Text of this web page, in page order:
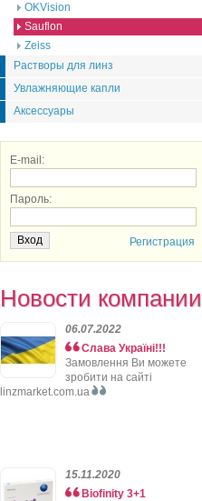
OKVision
Sauflon
Zeiss
Растворы для линз
Увлажняющие капли
Аксессуары
E-mail:
Пароль:
Регистрация
Новости компании
06.07.2022
Слава Україні!!!
Замовлення Ви можете
зробити на сайті
linzmarket.com.ua
15.11.2020
Biofinity 3+1